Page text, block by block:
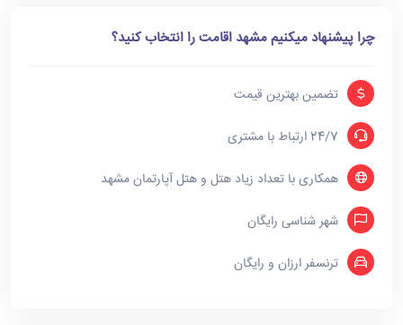
چرا پیشنهاد میکنیم مشهد اقامت را انتخاب کنید؟
تضمین بهترین قیمت
24/7 ارتباط با مشتری
همکاری با تعداد زیاد هتل و هتل آپارتمان مشهد
شهر شناسی رایگان
ترنسفر ارزان و رایگان